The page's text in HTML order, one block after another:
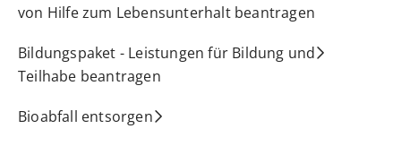
von Hilfe zum Lebensunterhalt beantragen
Bildungspaket - Leistungen für Bildung und
Teilhabe beantragen
Bioabfall entsorgen